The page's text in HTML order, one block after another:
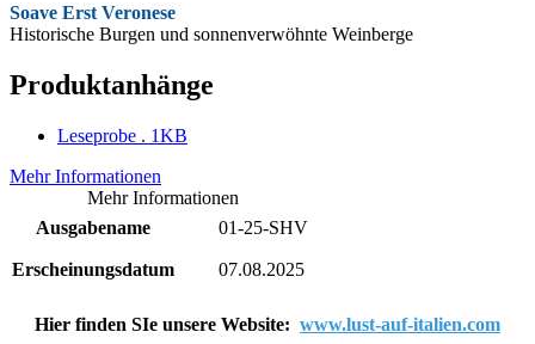
Soave Erst Veronese
Historische Burgen und sonnenverwöhnte Weinberge
Produktanhänge
Leseprobe . 1KB
Mehr Informationen
Mehr Informationen
Ausgabename
01-25-SHV
Erscheinungsdatum 07.08.2025
Hier finden SIe unsere Website: www.lust-auf-italien.com